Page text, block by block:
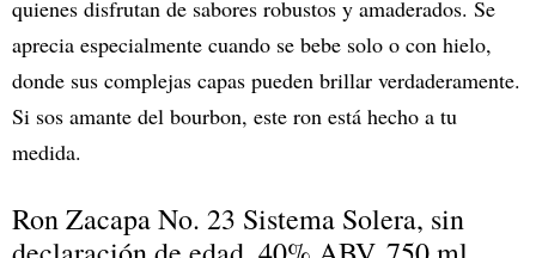
quienes disfrutan de sabores robustos y amaderados. Se
aprecia especialmente cuando se bebe solo o con hielo,
donde sus complejas capas pueden brillar verdaderamente.
Si sos amante del bourbon, este ron está hecho a tu
medida.
Ron Zacapa No. 23 Sistema Solera, sin